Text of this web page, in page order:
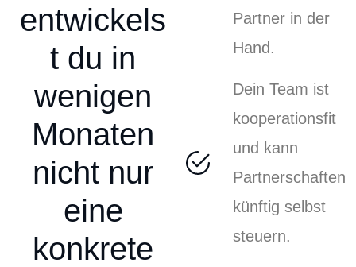
entwickels
t du in
wenigen
Monaten
nicht nur
eine
konkrete
Partner in der
Hand.
Dein Team ist
kooperationsfit
und kann
Partnerschaften
künftig selbst
steuern.